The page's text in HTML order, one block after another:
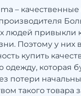
–
людей привыкли
Поэтому у них
купить
одежду, которая
потери
такого товара